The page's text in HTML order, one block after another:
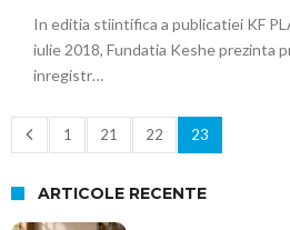
In editia stiintifica a publicatiei KF
iulie 2018, Fundatia Keshe prezinta
inregistr…
1 21 22 23
ARTICOLE RECENTE